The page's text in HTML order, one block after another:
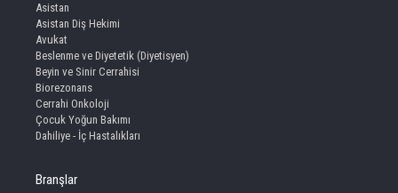
Asistan
Asistan Diş Hekimi
Avukat
Beslenme ve Diyetetik (Diyetisyen)
Beyin ve Sinir Cerrahisi
Biorezonans
Cerrahi Onkoloji
Çocuk Yoğun Bakımı
Dahiliye - İç Hastalıkları
Branşlar